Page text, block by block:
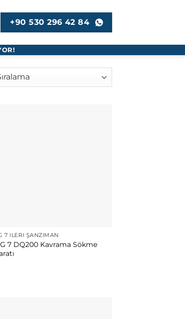
+90 530 296 42 84
7 İLERI ŞANZIMAN
7 DQ200 Kavrama Sökme